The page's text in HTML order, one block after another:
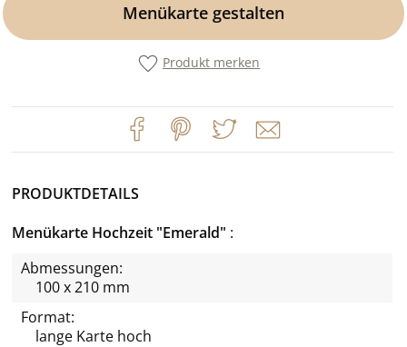
Menükarte gestalten
Produkt merken
PRODUKTDETAILS
Menükarte Hochzeit "Emerald"
Abmessungen:
100 x 210 mm
Format:
lange Karte hoch